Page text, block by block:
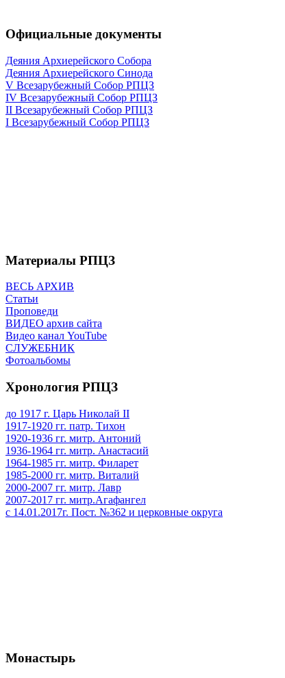
Официальные документы
Деяния Архиерейского Собора
Деяния Архиерейского Синода
V Всезарубежный Собор РПЦЗ
IV Всезарубежный Собор РПЦЗ
II Всезарубежный Собор РПЦЗ
I Всезарубежный Собор РПЦЗ
Материалы РПЦЗ
ВЕСЬ АРХИВ
Статьи
Проповеди
ВИДЕО архив сайта
Видео канал YouTube
СЛУЖЕБНИК
Фотоальбомы
Хронология РПЦЗ
до 1917 г. Царь Николай II
1917-1920 гг. патр. Тихон
1920-1936 гг. митр. Антоний
1936-1964 гг. митр. Анастасий
1964-1985 гг. митр. Филарет
1985-2000 гг. митр. Виталий
2000-2007 гг. митр. Лавр
2007-2017 гг. митр.Агафангел
с 14.01.2017г. Пост. №362 и церковные округа
Монастырь